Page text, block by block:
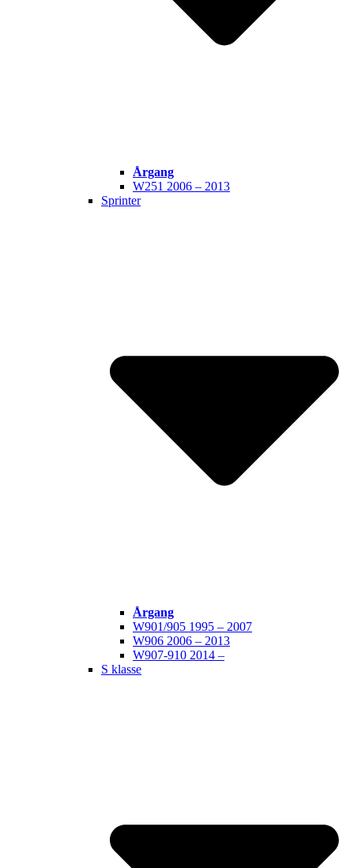
Årgang
W251 2006 – 2013
Sprinter
Årgang
W901/905 1995 – 2007
W906 2006 – 2013
W907-910 2014 –
S klasse